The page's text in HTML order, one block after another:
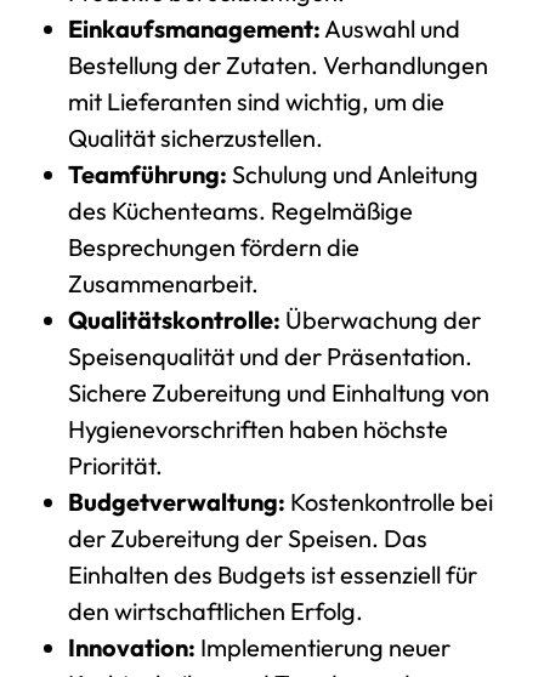
Einkaufsmanagement: Auswahl und
Bestellung der Zutaten. Verhandlungen
mit Lieferanten sind wichtig, um die
Qualität sicherzustellen.
Teamführung: Schulung und Anleitung
des Küchenteams. Regelmäßige
Besprechungen fördern die
Zusammenarbeit.
Qualitätskontrolle: Überwachung der
Speisenqualität und der Präsentation.
Sichere Zubereitung und Einhaltung von
Hygienevorschriften haben höchste
Priorität.
Budgetverwaltung: Kostenkontrolle bei
der Zubereitung der Speisen. Das
Einhalten des Budgets ist essenziell für
den wirtschaftlichen Erfolg.
Innovation: Implementierung neuer